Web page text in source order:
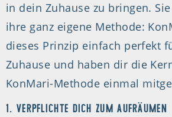
in dein Zuhause zu bringen.
ihre ganz eigene Methode:
dieses Prinzip einfach perfekt
Zuhause und haben dir die
KonMari-Methode einmal
1. VERPFLICHTE DICH ZUM AUFRÄUMEN